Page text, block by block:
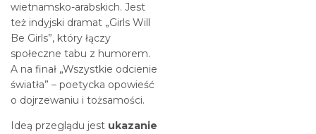
wietnamsko-arabskich. Jest
też indyjski dramat „Girls Will
Be Girls”, który łączy
społeczne tabu z humorem.
A na finał „Wszystkie odcienie
światła” – poetycka opowieść
o dojrzewaniu i tożsamości.
Ideą przeglądu jest ukazanie